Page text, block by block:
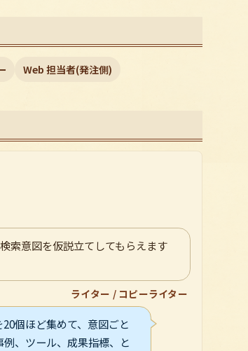
Web 担当者(発注側)
索意図を仮説立てしてもらえます
ライター / コピーライター
個ほど集めて、意図ごと
、ツール、成果指標、と